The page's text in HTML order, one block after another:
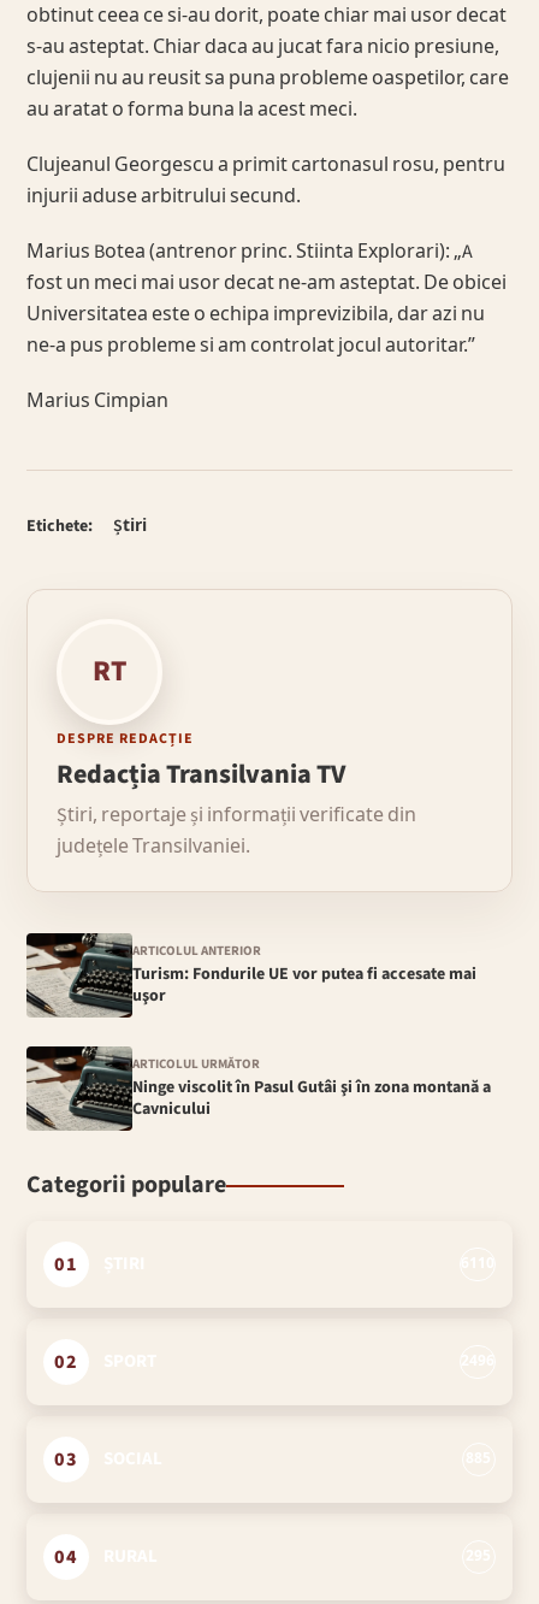
obtinut ceea ce si-au dorit, poate chiar mai usor decat
s-au asteptat. Chiar daca au jucat fara nicio presiune,
clujenii nu au reusit sa puna probleme oaspetilor, care
au aratat o forma buna la acest meci.
Clujeanul Georgescu a primit cartonasul rosu, pentru
injurii aduse arbitrului secund.
Marius Botea (antrenor princ. Stiinta Explorari): „A
fost un meci mai usor decat ne-am asteptat. De obicei
Universitatea este o echipa imprevizibila, dar azi nu
ne-a pus probleme si am controlat jocul autoritar.”
Marius Cimpian
Etichete: Știri
RT
DESPRE REDACȚIE
Redacția Transilvania TV
Știri, reportaje și informații verificate din
județele Transilvaniei.
ARTICOLUL ANTERIOR
Turism: Fondurile UE vor putea fi accesate mai
uşor
ARTICOLUL URMĂTOR
Ninge viscolit în Pasul Gutâi şi în zona montană a
Cavnicului
Categorii populare
01
02
03
04